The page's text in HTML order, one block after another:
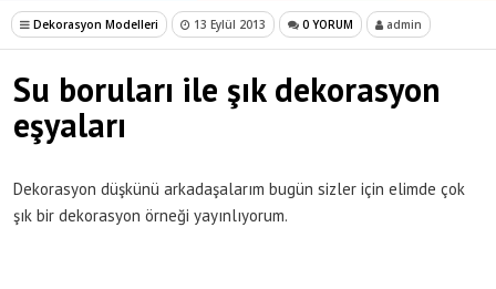
Dekorasyon Modelleri 13 Eylül 2013 0 YORUM admin
Su boruları ile şık dekorasyon
eşyaları
Dekorasyon düşkünü arkadaşalarım bugün sizler için elimde çok
şık bir dekorasyon örneği yayınlıyorum.